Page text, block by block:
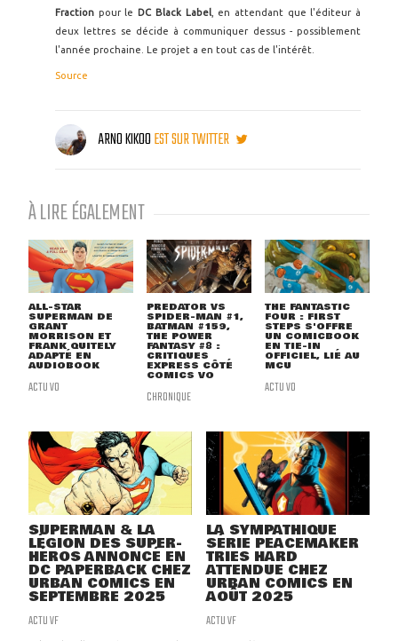
Fraction pour le DC Black Label, en attendant que l'éditeur à
deux lettres se décide à communiquer dessus - possiblement
l'année prochaine. Le projet a en tout cas de l'intérêt.
Source
ARNO KIKOOEST SUR TWITTER
À LIRE ÉGALEMENT
ALL-STAR
SUPERMAN DE
GRANT
MORRISON ET
FRANK QUITELY
ADAPTÉ EN
AUDIOBOOK
ACTU VO
PREDATOR VS
SPIDER-MAN #1,
BATMAN #159,
THE POWER
FANTASY #8 :
CRITIQUES
EXPRESS CÔTÉ
COMICS VO
CHRONIQUE
THE FANTASTIC
FOUR : FIRST
STEPS S'OFFRE
UN COMICBOOK
EN TIE-IN
OFFICIEL, LIÉ AU
MCU
ACTU VO
SUPERMAN & LA
LÉGION DES SUPER-
HÉROS ANNONCÉ EN
DC PAPERBACK CHEZ
URBAN COMICS EN
SEPTEMBRE 2025
ACTU VF
LA SYMPATHIQUE
SÉRIE PEACEMAKER
TRIES HARD
ATTENDUE CHEZ
URBAN COMICS EN
AOÛT 2025
ACTU VF